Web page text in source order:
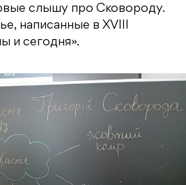
слышу про Сковороду.
написанные в XVIII
и сегодня».